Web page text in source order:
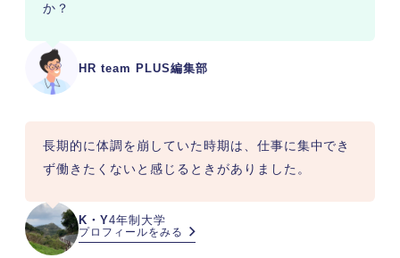
HR team PLUS編集部
か？
K・Y4年制大学
プロフィールをみる
長期的に体調を崩していた時期は、仕事に集中でき
ず働きたくないと感じるときがありました。